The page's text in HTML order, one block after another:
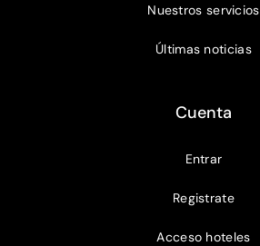
Nuestros servicios
Últimas noticias
Cuenta
Entrar
Registrate
Acceso hoteles